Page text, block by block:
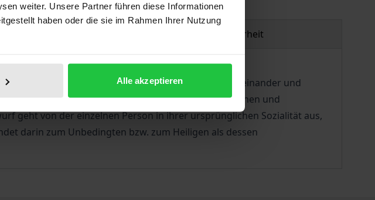
weiter. Unsere Partner führen diese Informationen
haben oder die sie im Rahmen Ihrer Nutzung
Alle akzeptieren
Produktsicherheit
des Einzelnen und die Einheit des Miteinanders zueinander und
Bernhard Weltes, auf einem phänomenologischen und
geht von der einzelnen Person in ihrer ursprünglichen Sozialität aus,
darin zum Unbedingten bzw. zum Heiligen als dessen